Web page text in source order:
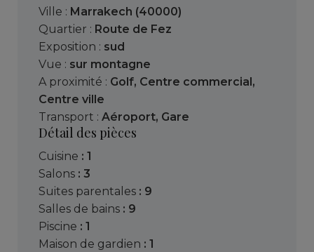
Ville : Marrakech (40000)
Quartier : Route de Fez
Exposition : sud
Vue : sur montagne
A proximité : Golf, Centre commercial ,
Centre ville
Transport : Aéroport, Gare
Détail des pièces
cuisine : 1
salons : 3
suites parentales : 9
salles de bains : 9
piscine : 1
maison de gardien : 1